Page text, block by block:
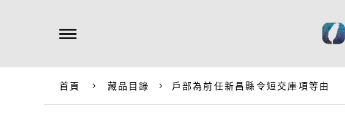
首頁 藏品目錄 戶部為前任新昌縣令短交庫項等由